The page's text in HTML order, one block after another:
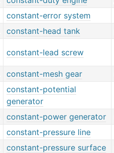
constant-error system
constant-head tank
constant-lead screw
constant-mesh gear
constant-potential
generator
constant-power generator
constant-pressure line
constant-pressure surface